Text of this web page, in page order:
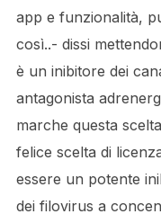
app e funzionalità,
così..- dissi
è un inibitore dei
antagonista
marche questa
felice scelta di
essere un potente
dei filovirus a